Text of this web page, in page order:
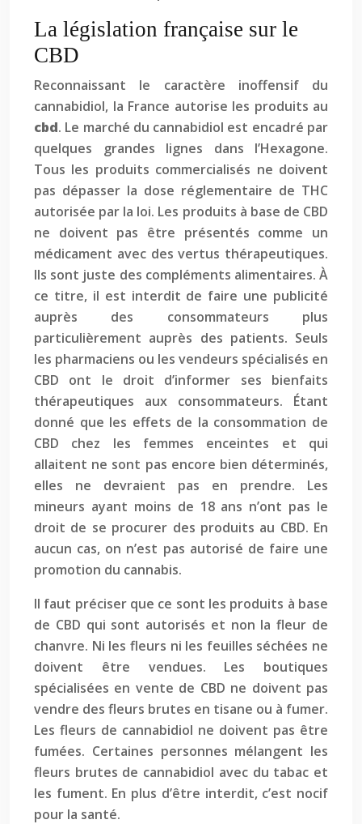
La législation française sur le
CBD
Reconnaissant le caractère inoffensif du
cannabidiol, la France autorise les produits au
cbd. Le marché du cannabidiol est encadré par
quelques grandes lignes dans l’Hexagone.
Tous les produits commercialisés ne doivent
pas dépasser la dose réglementaire de THC
autorisée par la loi. Les produits à base de CBD
ne doivent pas être présentés comme un
médicament avec des vertus thérapeutiques.
Ils sont juste des compléments alimentaires. À
ce titre, il est interdit de faire une publicité
auprès des consommateurs plus
particulièrement auprès des patients. Seuls
les pharmaciens ou les vendeurs spécialisés en
CBD ont le droit d’informer ses bienfaits
thérapeutiques aux consommateurs. Étant
donné que les effets de la consommation de
CBD chez les femmes enceintes et qui
allaitent ne sont pas encore bien déterminés,
elles ne devraient pas en prendre. Les
mineurs ayant moins de 18 ans n’ont pas le
droit de se procurer des produits au CBD. En
aucun cas, on n’est pas autorisé de faire une
promotion du cannabis.
Il faut préciser que ce sont les produits à base
de CBD qui sont autorisés et non la fleur de
chanvre. Ni les fleurs ni les feuilles séchées ne
doivent être vendues. Les boutiques
spécialisées en vente de CBD ne doivent pas
vendre des fleurs brutes en tisane ou à fumer.
Les fleurs de cannabidiol ne doivent pas être
fumées. Certaines personnes mélangent les
fleurs brutes de cannabidiol avec du tabac et
les fument. En plus d’être interdit, c’est nocif
pour la santé.